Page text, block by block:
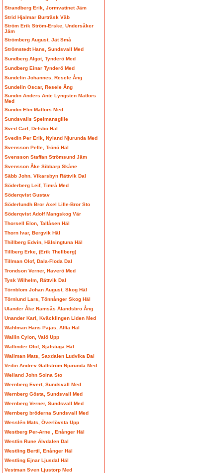
Strandberg Erik, Jormvattnet Jäm
Strid Hjalmar Burträsk Väb
Ström Erik Ström-Erske, Undersåker
Jäm
Strömberg August, Jät Små
Strömstedt Hans, Sundsvall Med
Sundberg Algot, Tynderö Med
Sundberg Einar Tynderö Med
Sundelin Johannes, Resele Ång
Sundelin Oscar, Resele Ång
Sundin Anders Ante Lyngsten Matfors
Med
Sundin Elin Matfors Med
Sundsvalls Spelmansgille
Sved Carl, Delsbo Häl
Svedin Per Erik, Nyland Njurunda Med
Svensson Pelle, Trönö Häl
Svensson Staffan Strömsund Jäm
Svensson Åke Sibbarp Skåne
Säbb John. Vikarsbyn Rättvik Dal
Söderberg Leif, Timrå Med
Söderqvist Gustav
Söderlundh Bror Axel Lille-Bror Sto
Söderqvist Adolf Mangskog Vär
Thorsell Elon, Tallåsen Häl
Thorn Ivar, Bergvik Häl
Thillberg Edvin, Hälsingtuna Häl
Tillberg Erke, (Erik Thellberg)
Tillman Olof, Dala-Floda Dal
Trondson Verner, Haverö Med
Tysk Wilhelm, Rättvik Dal
Törnblom Johan August, Skog Häl
Törnlund Lars, Tönnånger Skog Häl
Ulander Åke Ramsås Älandsbro Ång
Unander Karl, Kväcklingen Liden Med
Wahlman Hans Pajas, Alfta Häl
Wallin Cylon, Valö Upp
Wallinder Olof, Själstuga Häl
Wallman Mats, Saxdalen Ludvika Dal
Vedin Andrev Galtström Njurunda Med
Weiland John Solna Sto
Wernberg Evert, Sundsvall Med
Wernberg Gösta, Sundsvall Med
Wernberg Verner, Sundsvall Med
Wernberg bröderna Sundsvall Med
Wesslén Mats, Överlövsta Upp
Westberg Per-Arne , Enånger Häl
Westlin Rune Älvdalen Dal
Westling Bertil, Enånger Häl
Westling Ejnar Ljusdal Häl
Vestman Sven Ljustorp Med